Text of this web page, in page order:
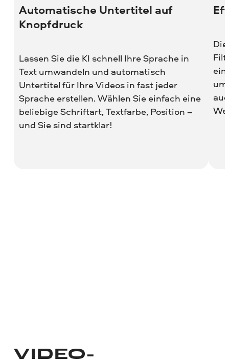
Automatische Untertitel auf
Knopfdruck
Lassen Sie die KI schnell Ihre Sprache in
Text umwandeln und automatisch
Untertitel für Ihre Videos in fast jeder
Sprache erstellen. Wählen Sie einfach eine
beliebige Schriftart, Textfarbe, Position –
und Sie sind startklar!
VIDEO­